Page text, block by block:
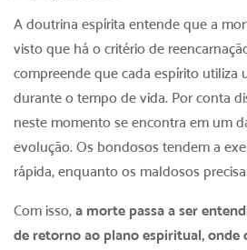
A doutrina espírita entende que a
visto que há o critério de
compreende que cada espírito utiliza
durante o tempo de vida. Por conta
neste momento se encontra em um
evolução. Os bondosos tendem a
rápida, enquanto os maldosos
Com isso, a morte passa a ser
de retorno ao plano espiritual, onde